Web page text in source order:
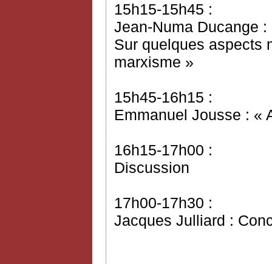
15h15-15h45 :
Jean-Numa Ducange
Sur quelques aspects
marxisme »
15h45-16h15 :
Emmanuel Jousse : «
16h15-17h00 :
Discussion
17h00-17h30 :
Jacques Julliard :